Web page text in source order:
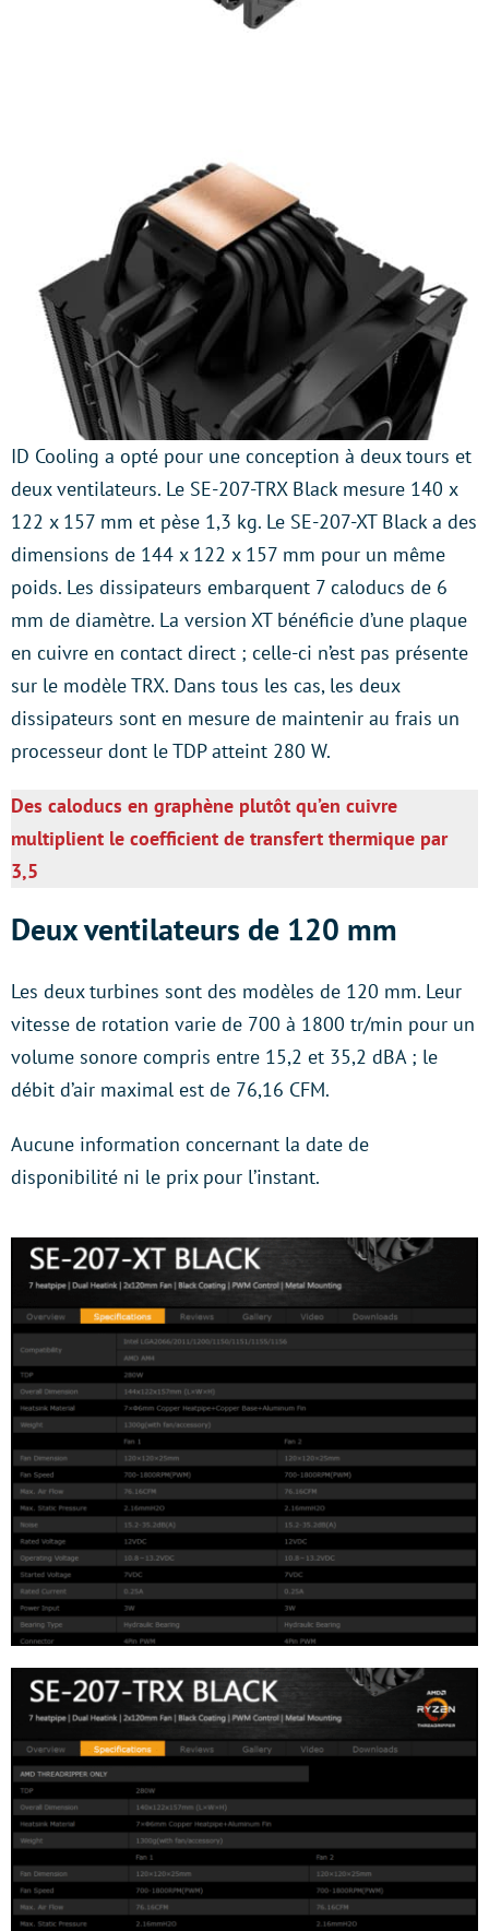
ID Cooling a opté pour une conception à deux tours et
deux ventilateurs. Le SE-207-TRX Black mesure 140 x
122 x 157 mm et pèse 1,3 kg. Le SE-207-XT Black a des
dimensions de 144 x 122 x 157 mm pour un même
poids. Les dissipateurs embarquent 7 caloducs de 6
mm de diamètre. La version XT bénéficie d’une plaque
en cuivre en contact direct ; celle-ci n’est pas présente
sur le modèle TRX. Dans tous les cas, les deux
dissipateurs sont en mesure de maintenir au frais un
processeur dont le TDP atteint 280 W.
Des caloducs en graphène plutôt qu’en cuivre
multiplient le coefficient de transfert thermique par
3,5
Deux ventilateurs de 120 mm
Les deux turbines sont des modèles de 120 mm. Leur
vitesse de rotation varie de 700 à 1800 tr/min pour un
volume sonore compris entre 15,2 et 35,2 dBA ; le
débit d’air maximal est de 76,16 CFM.
Aucune information concernant la date de
disponibilité ni le prix pour l’instant.